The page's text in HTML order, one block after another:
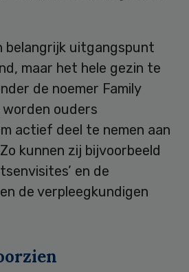
belangrijk uitgangspunt
maar het hele gezin te
de noemer Family
ouders
actief deel te nemen aan
kunnen zij bijvoorbeeld
en de
de verpleegkundigen